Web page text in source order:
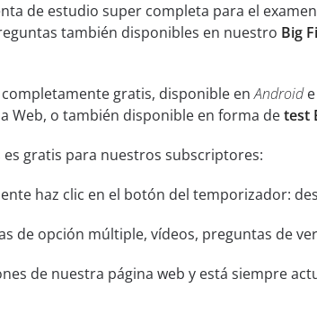
de estudio super completa para el
también disponibles en nuestro Big
completamente gratis, disponible enAndroide
Web, o también disponible en forma detest
gratis para nuestros subscriptores:
haz clic en el botón del temporizador:
de opción múltiple, vídeos, preguntas de
de nuestra página web y está siempre